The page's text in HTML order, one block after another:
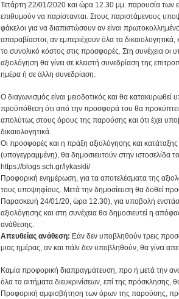
Τετάρτη 22/01/2020 και ώρα 12.30 μμ. παρουσία των
επιθυμούν να παρίστανται. Στους παριστάμενους
φάκελοι για να διαπιστώσουν αν είναι
απαραβίαστοι, αν εμπεριέχουν όλα τα δικαιολογητικά,
το συνολικό κόστος στις προσφορές. Στη συνέχεια
αξιολόγηση θα γίνει σε κλειστή συνεδρίαση της
ημέρα ή σε άλλη συνεδρίαση.
Ο διαγωνισμός είναι μειοδοτικός και θα κατακυρωθεί
προϋπόθεση ότι από την προσφορά του θα προκύπτει
απολύτως στους όρους της παρούσης και ότι έχει
δικαιολογητικά.
Οι προσφορές και η πράξη αξιολόγησης και
(υπογεγραμμένη), θα δημοσιευτούν στην ιστοσελίδα
https://blogs.sch.gr/lykaskli/
Προφορική ενημέρωση, για τα αποτελέσματα της
τους υποψηφίους. Μετά την δημοσίευση θα δοθεί
Παρασκευή 24/01/20, ώρα 12.30), για υποβολή
αξιολόγησης και στη συνέχεια θα δημοσιευτεί η
ανάθεσης.
Απευθείας ανάθεση: Εάν δεν υποβληθούν τρεις
μιας ημέρας, αν και πάλι δεν υποβληθούν, θα γίνει
Καμία προφορική διαπραγμάτευση, προ ή μετά την
όλα τα αιτήματα διευκρινίσεων, επί της πρόσκλησης,
Προφορική αμφισβήτηση των όρων της παρούσης,